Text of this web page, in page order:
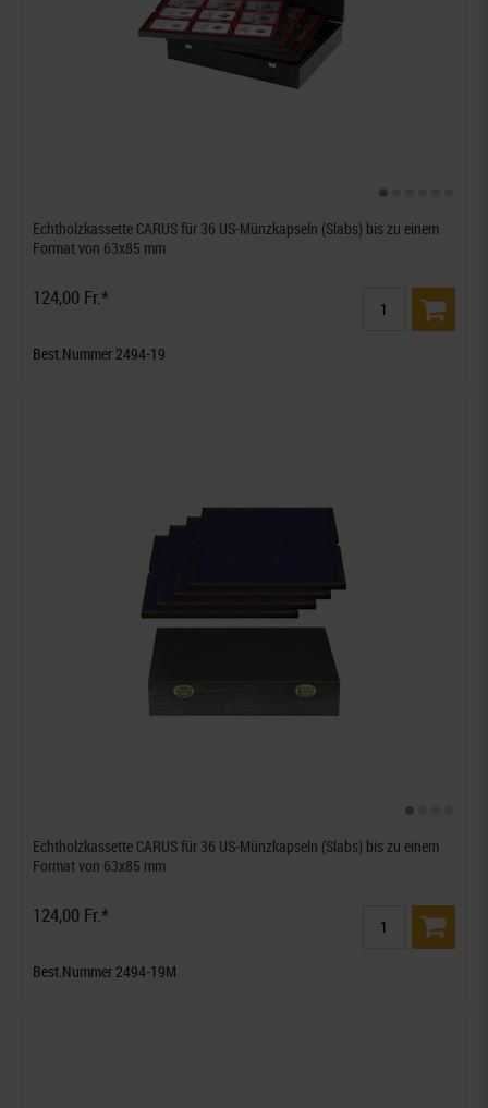
Echtholzkassette CARUS für 36 US-Münzkapseln (Slabs) bis zu einem
Format von 63x85 mm
124,00 Fr.*
Best.Nummer 2494-19
Echtholzkassette CARUS für 36 US-Münzkapseln (Slabs) bis zu einem
Format von 63x85 mm
124,00 Fr.*
Best.Nummer 2494-19M